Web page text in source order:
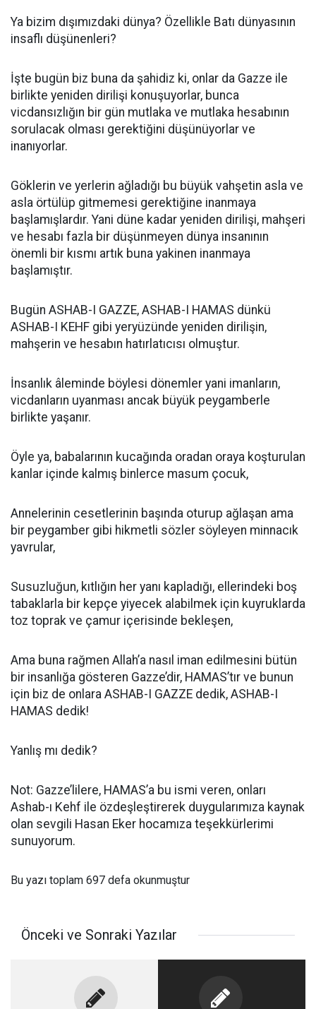
Ya bizim dışımızdaki dünya? Özellikle Batı dünyasının
insaflı düşünenleri?
İşte bugün biz buna da şahidiz ki, onlar da Gazze ile
birlikte yeniden dirilişi konuşuyorlar, bunca
vicdansızlığın bir gün mutlaka ve mutlaka hesabının
sorulacak olması gerektiğini düşünüyorlar ve
inanıyorlar.
Göklerin ve yerlerin ağladığı bu büyük vahşetin asla ve
asla örtülüp gitmemesi gerektiğine inanmaya
başlamışlardır. Yani düne kadar yeniden dirilişi, mahşeri
ve hesabı fazla bir düşünmeyen dünya insanının
önemli bir kısmı artık buna yakinen inanmaya
başlamıştır.
Bugün ASHAB-I GAZZE, ASHAB-I HAMAS dünkü
ASHAB-I KEHF gibi yeryüzünde yeniden dirilişin,
mahşerin ve hesabın hatırlatıcısı olmuştur.
İnsanlık âleminde böylesi dönemler yani imanların,
vicdanların uyanması ancak büyük peygamberle
birlikte yaşanır.
Öyle ya, babalarının kucağında oradan oraya koşturulan
kanlar içinde kalmış binlerce masum çocuk,
Annelerinin cesetlerinin başında oturup ağlaşan ama
bir peygamber gibi hikmetli sözler söyleyen minnacık
yavrular,
Susuzluğun, kıtlığın her yanı kapladığı, ellerindeki boş
tabaklarla bir kepçe yiyecek alabilmek için kuyruklarda
toz toprak ve çamur içerisinde bekleşen,
Ama buna rağmen Allah’a nasıl iman edilmesini bütün
bir insanlığa gösteren Gazze’dir, HAMAS’tır ve bunun
için biz de onlara ASHAB-I GAZZE dedik, ASHAB-I
HAMAS dedik!
Yanlış mı dedik?
Not: Gazze’lilere, HAMAS’a bu ismi veren, onları
Ashab-ı Kehf ile özdeşleştirerek duygularımıza kaynak
olan sevgili Hasan Eker hocamıza teşekkürlerimi
sunuyorum.
Bu yazı toplam 697 defa okunmuştur
Önceki ve Sonraki Yazılar